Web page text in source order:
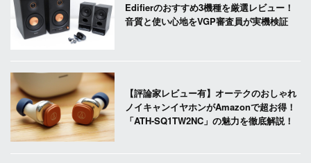
Edifierのおすすめ3機種を厳選レビュー！
音質と使い心地をVGP審査員が実機検証
【評論家レビュー有】オーテクのおしゃれ
ノイキャンイヤホンがAmazonで超お得！
「ATH-SQ1TW2NC」の魅力を徹底解説！